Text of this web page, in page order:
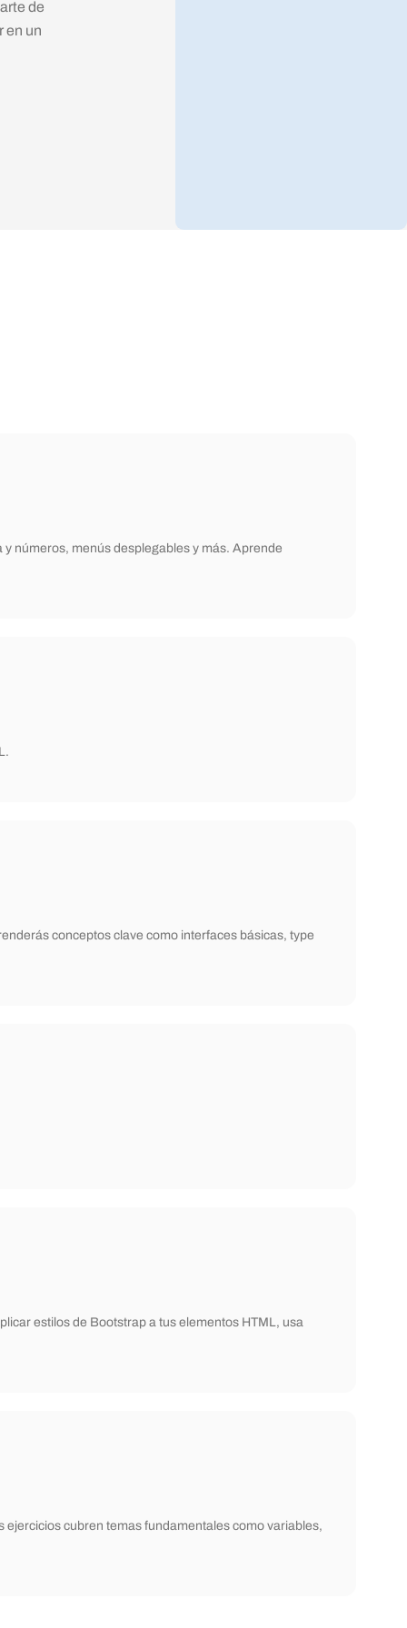
de
en un
números, menús desplegables y más. Aprende
conceptos clave como interfaces básicas, type
estilos de Bootstrap a tus elementos HTML, usa
cubren temas fundamentales como variables,